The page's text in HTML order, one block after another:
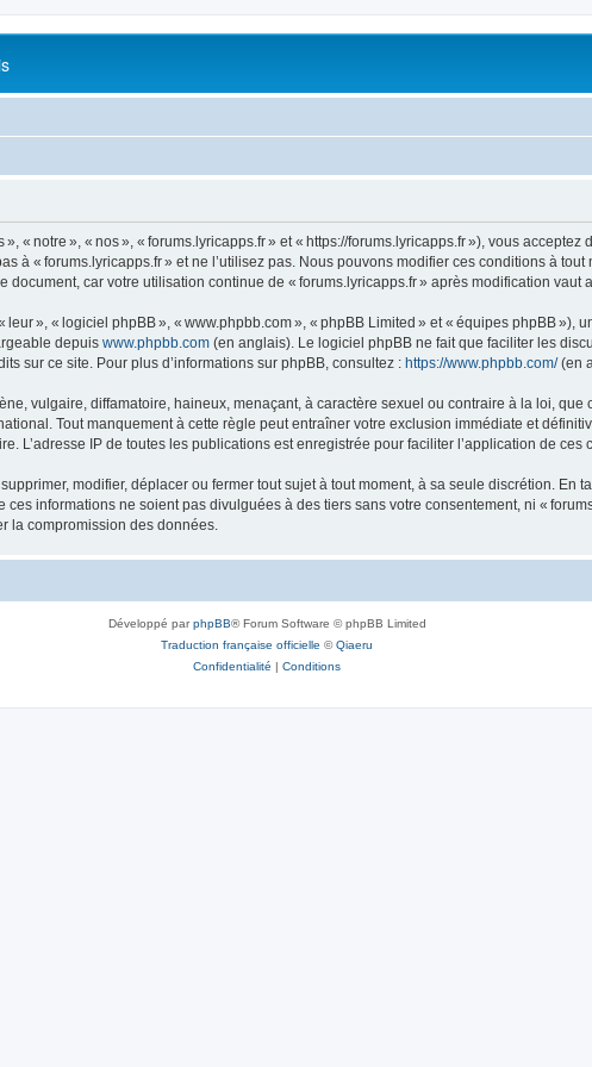
« notre », « nos », « forums.lyricapps.fr » et « https://forums.lyricapps.fr »), vous
à « forums.lyricapps.fr » et ne l’utilisez pas. Nous pouvons modifier ces conditions à
car votre utilisation continue de « forums.lyricapps.fr » après modification vaut
», « logiciel phpBB », « www.phpbb.com », « phpBB Limited » et « équipes phpBB »),
depuis www.phpbb.com (en anglais). Le logiciel phpBB ne fait que faciliter les
sur ce site. Pour plus d’informations sur phpBB, consultez : https://www.phpbb.com/(en
vulgaire, diffamatoire, haineux, menaçant, à caractère sexuel ou contraire à la loi,
Tout manquement à cette règle peut entraîner votre exclusion immédiate et
L’adresse IP de toutes les publications est enregistrée pour faciliter l’application de ces
modifier, déplacer ou fermer tout sujet à tout moment, à sa seule discrétion. En
informations ne soient pas divulguées à des tiers sans votre consentement, ni «
la compromission des données.
Développé parphpBB® Forum Software © phpBB Limited
Traduction française officielle ©Qiaeru
Confidentialité | Conditions